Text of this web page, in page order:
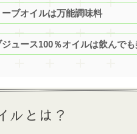
ブオイルは万能調味料
ュース100％オイルは飲んでも
ルとは？